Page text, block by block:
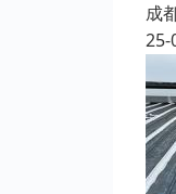
成
25-